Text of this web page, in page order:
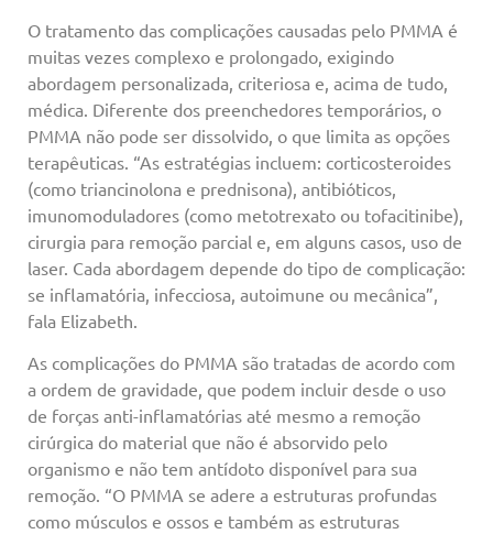
O tratamento das complicações causadas pelo PMMA é
muitas vezes complexo e prolongado, exigindo
abordagem personalizada, criteriosa e, acima de tudo,
médica. Diferente dos preenchedores temporários, o
PMMA não pode ser dissolvido, o que limita as opções
terapêuticas. “As estratégias incluem: corticosteroides
(como triancinolona e prednisona), antibióticos,
imunomoduladores (como metotrexato ou tofacitinibe),
cirurgia para remoção parcial e, em alguns casos, uso de
laser. Cada abordagem depende do tipo de complicação:
se inflamatória, infecciosa, autoimune ou mecânica”,
fala Elizabeth.
As complicações do PMMA são tratadas de acordo com
a ordem de gravidade, que podem incluir desde o uso
de forças anti-inflamatórias até mesmo a remoção
cirúrgica do material que não é absorvido pelo
organismo e não tem antídoto disponível para sua
remoção. “O PMMA se adere a estruturas profundas
como músculos e ossos e também as estruturas